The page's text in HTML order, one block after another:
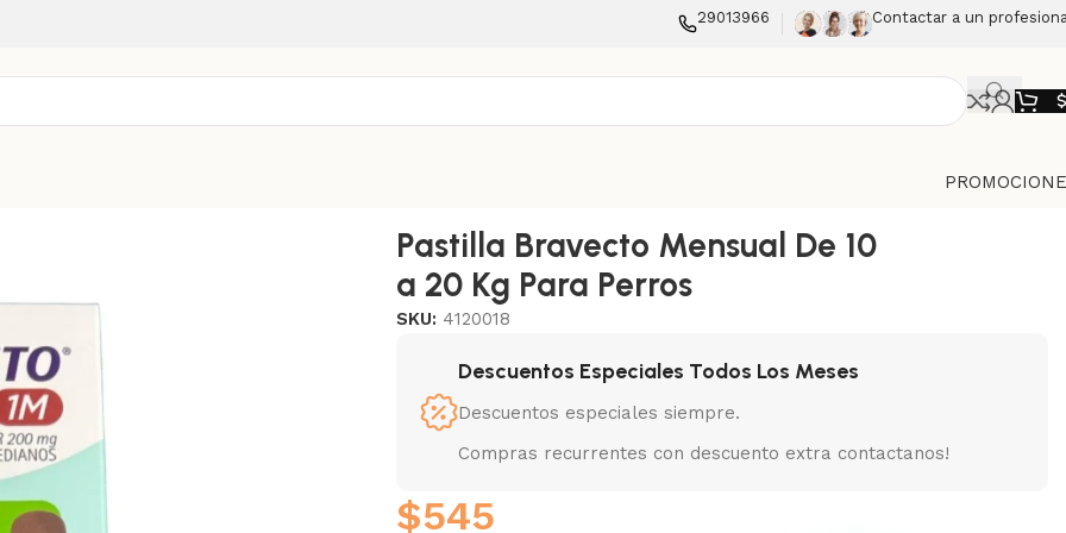
29013966 Contactar a un
$
Pastilla Bravecto Mensual De 10
a 20 Kg Para Perros
SKU: 4120018
Descuentos Especiales Todos Los Meses
Descuentos especiales siempre.
Compras recurrentes con descuento extra contactanos!
$545